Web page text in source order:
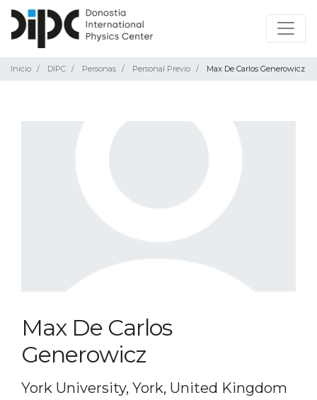
Inicio DIPC Personas Personal Previo Max De Carlos Generowicz
Max De Carlos
Generowicz
York University, York, United Kingdom